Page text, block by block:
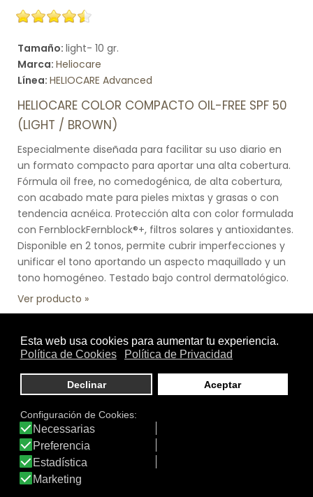
Tamaño: light- 10 gr.
Marca: Heliocare
Línea: HELIOCARE Advanced
HELIOCARE COLOR COMPACTO OIL-FREE SPF 50
(LIGHT / BROWN)
Especialmente diseñada para facilitar su uso diario en
un formato compacto para aportar una alta cobertura.
Fórmula oil free, no comedogénica, de alta cobertura,
con acabado mate para pieles mixtas y grasas o con
tendencia acnéica. Protección alta con color formulada
con FernblockFernblock®+, filtros solares y antioxidantes.
Disponible en 2 tonos, permite cubrir imperfecciones y
unificar el tono aportando un aspecto maquillado y un
tono homogéneo. Testado bajo control dermatológico.
Ver producto
Tamaño:light 10 gr.
Marca:Heliocare
HELIOCARE COLOR COMPACTO SPF 50 (LIGHT /
BROWN)
Protección alta con color formulada con
FernblockFernblock®+, filtros solares y antioxidantes.